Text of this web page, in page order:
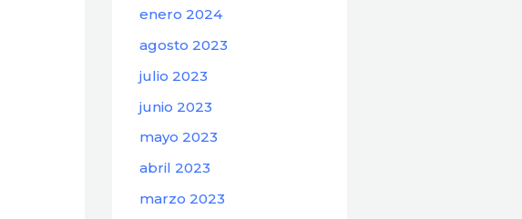
enero 2024
agosto 2023
julio 2023
junio 2023
mayo 2023
abril 2023
marzo 2023